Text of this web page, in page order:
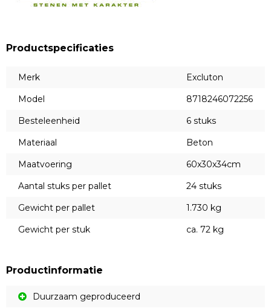
Productspecificaties
Merk
Excluton
Model
8718246072256
Besteleenheid
6 stuks
Materiaal
Beton
Maatvoering
60x30x34cm
Aantal stuks per pallet
24 stuks
Gewicht per pallet
1.730 kg
Gewicht per stuk
ca. 72 kg
Productinformatie
Duurzaam geproduceerd